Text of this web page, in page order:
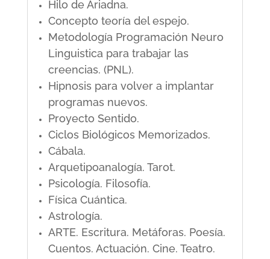
Hilo de Ariadna.
Concepto teoría del espejo.
Metodología Programación Neuro
Linguistica para trabajar las
creencias. (PNL).
Hipnosis para volver a implantar
programas nuevos.
Proyecto Sentido.
Ciclos Biológicos Memorizados.
Cábala.
Arquetipoanalogía. Tarot.
Psicología. Filosofía.
Física Cuántica.
Astrología.
ARTE. Escritura. Metáforas. Poesía.
Cuentos. Actuación. Cine. Teatro.